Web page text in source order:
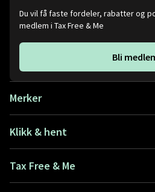
Du vil få faste fordeler, rabatter og
medlem i Tax Free & Me
Bli
Merker
Klikk & hent
Tax Free & Me